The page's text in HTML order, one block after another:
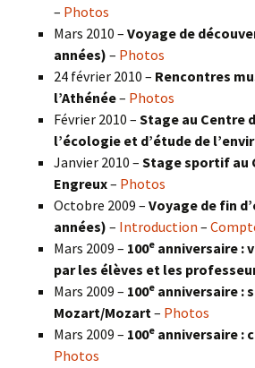
– Photos
Mars 2010 – Voyage de
années) – Photos
24 février 2010 – Rencontres
l’Athénée– Photos
Février 2010 – Stage au Centre
l’écologie et d’étude de
Janvier 2010 – Stage sportif au
Engreux– Photos
Octobre 2009 – Voyage de fin
années) – Introduction –
Mars 2009 – 100e anniversaire :
par les élèves et les
Mars 2009 – 100e anniversaire :
Mozart/Mozart – Photos
Mars 2009 – 100e anniversaire :
Photos